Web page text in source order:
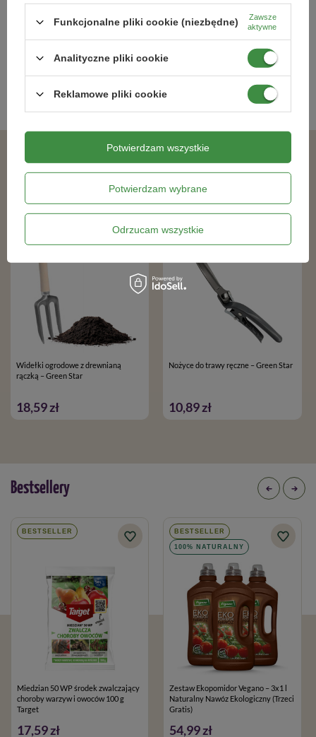
53,90 zł 7,59 zł
Kategorie powiązane
Podobne produkty
Widełki ogrodowe z drewnianą
rączką – Green Star
18,59 zł
Nożyce do trawy ręczne – Green Star
10,89 zł
Bestsellery
BESTSELLER
Miedzian 50 WP środek zwalczający
choroby warzyw i owoców 100 g
Target
17,59 zł
BESTSELLER
100% NATURALNY
Zestaw Ekopomidor Vegano – 3x1 l
Naturalny Nawóz Ekologiczny (Trzeci
Gratis)
54,99 zł
Funkcjonalne pliki cookie (niezbędne)
Zawsze
aktywne
Analityczne pliki cookie
Reklamowe pliki cookie
Potwierdzam wybrane
Odrzucam wszystkie
Potwierdzam wszystkie